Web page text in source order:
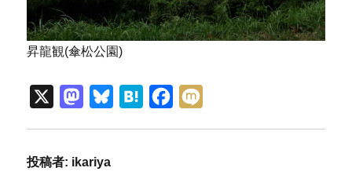
昇龍観(傘松公園)
M
t
H
投稿者: ikariya